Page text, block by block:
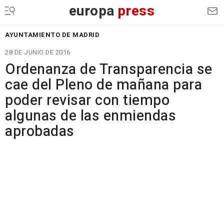
europa press
AYUNTAMIENTO DE MADRID
28 DE JUNIO DE 2016
Ordenanza de Transparencia se
cae del Pleno de mañana para
poder revisar con tiempo
algunas de las enmiendas
aprobadas